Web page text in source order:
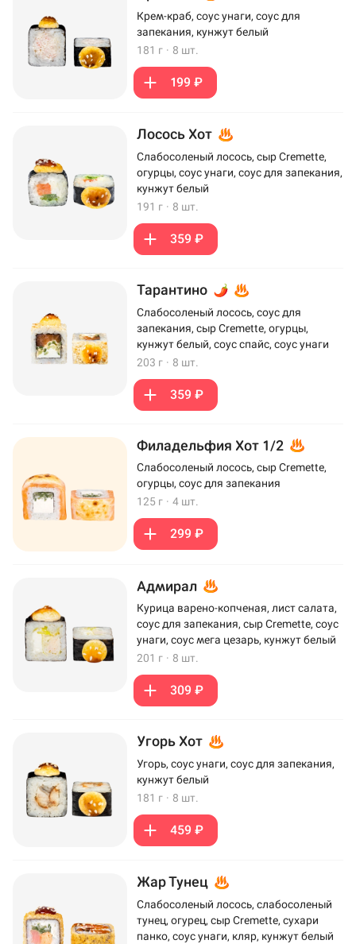
Крем-краб, соус унаги, соус для
запекания, кунжут белый
181 г · 8 шт.
199 ₽
Лосось Хот
Слабосоленый лосось, сыр Cremette,
огурцы, соус унаги, соус для запекания,
кунжут белый
191 г · 8 шт.
359 ₽
Тарантино
Слабосоленый лосось, соус для
запекания, сыр Cremette, огурцы,
кунжут белый, соус спайс, соус унаги
203 г · 8 шт.
359 ₽
Филадельфия Хот 1/2
Слабосоленый лосось, сыр Cremette,
огурцы, соус для запекания
125 г · 4 шт.
299 ₽
Адмирал
Курица варено-копченая, лист салата,
соус для запекания, сыр Cremette, соус
унаги, соус мега цезарь, кунжут белый
201 г · 8 шт.
309 ₽
Угорь Хот
Угорь, соус унаги, соус для запекания,
кунжут белый
181 г · 8 шт.
459 ₽
Жар Тунец
Слабосоленый лосось, слабосоленый
тунец, огурец, сыр Cremette, сухари
панко, соус унаги, кляр, кунжут белый